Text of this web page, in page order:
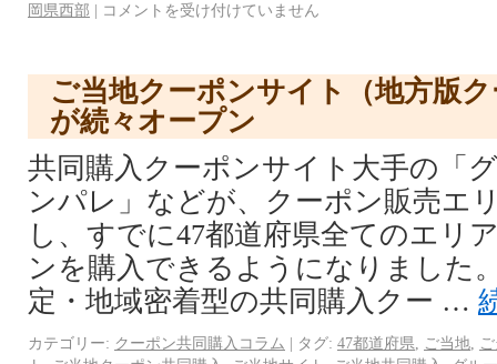
岡県西部 | コメントを受け付けていません
ご当地クーポンサイト（地方版
が続々オープン
共同購入クーポンサイト大手の「
ンパレ」などが、クーポン販売エ
し、すでに47都道府県全てのエリ
ンを購入できるようになりました
定・地域密着型の共同購入クー …
カテゴリー: クーポン共同購入コラム | タグ: 47都道府県 ご当地